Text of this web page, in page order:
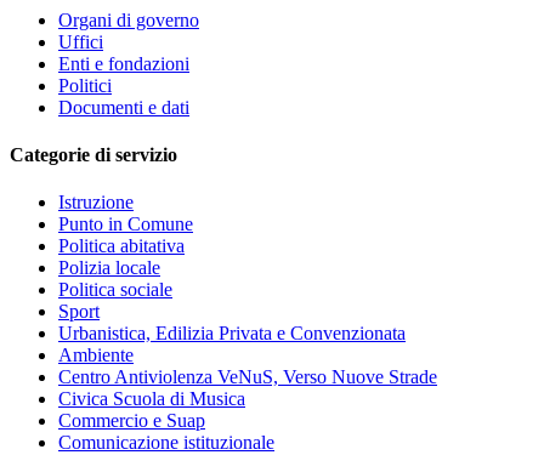
Organi di governo
Uffici
Enti e fondazioni
Politici
Documenti e dati
Categorie di servizio
Istruzione
Punto in Comune
Politica abitativa
Polizia locale
Politica sociale
Sport
Urbanistica, Edilizia Privata e Convenzionata
Ambiente
Centro Antiviolenza VeNuS, Verso Nuove Strade
Civica Scuola di Musica
Commercio e Suap
Comunicazione istituzionale